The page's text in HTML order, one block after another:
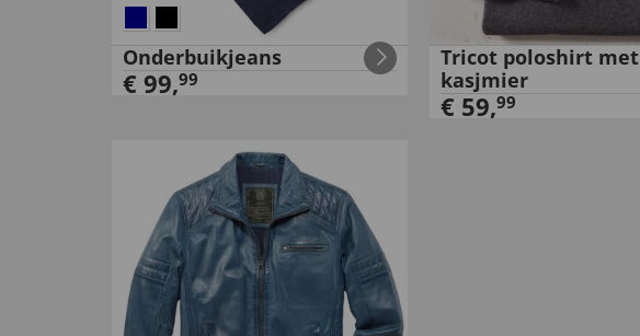
Onderbuikjeans
€ 99,99
Tricot poloshirt met
kasjmier
€ 59,99